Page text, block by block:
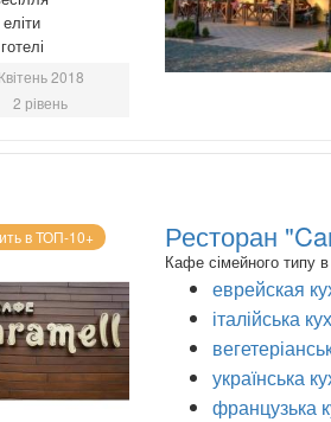
2018
2 рівень
в ТОП-10+ Ресторан
Кафе сімейного типу в
еврейская
італійська
українська
французька